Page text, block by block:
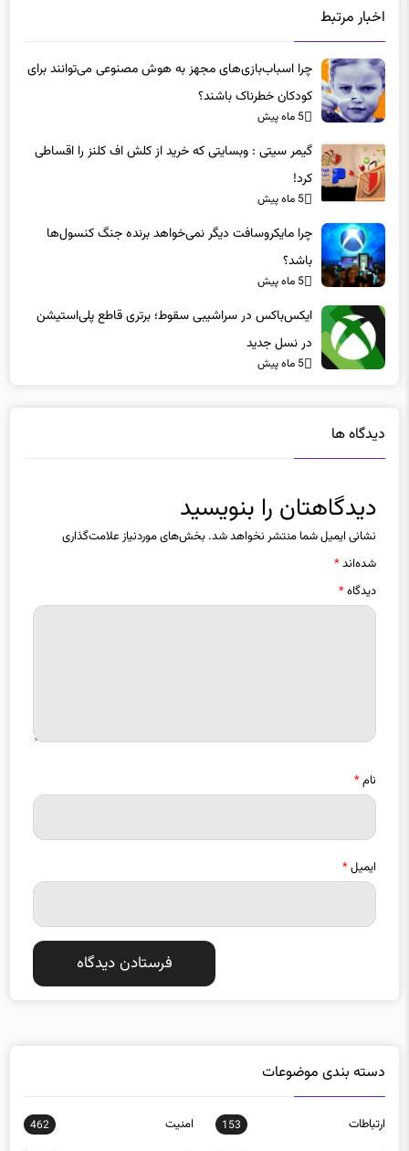
اخبار مرتبط
چرا اسباب‌بازی‌های مجهز به هوش مصنوعی می‌توانند برای
کودکان خطرناک باشند؟
5 ماه پیش
گیمر سیتی : وبسایتی که خرید از کلش اف کلنز را اقساطی
کرد!
5 ماه پیش
چرا مایکروسافت دیگر نمی‌خواهد برنده جنگ کنسول‌ها
باشد؟
5 ماه پیش
ایکس‌باکس در سراشیبی سقوط؛ برتری قاطع پلی‌استیشن
در نسل جدید
5 ماه پیش
دیدگاه ها
دیدگاهتان را بنویسید
نشانی ایمیل شما منتشر نخواهد شد. بخش‌های موردنیاز علامت‌گذاری
شده‌اند*
دیدگاه*
نام*
ایمیل*
دسته بندی موضوعات
ارتباطات 153 امنيت 462